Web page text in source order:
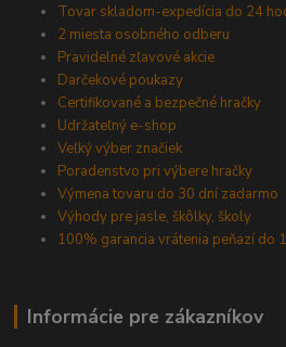
Tovar skladom-expedícia do 24
2 miesta osobného odberu
Pravidelné zľavové akcie
Darčekové poukazy
Certifikované a bezpečné hračky
Udržateľný e-shop
Veľký výber značiek
Poradenstvo pri výbere hračky
Výmena tovaru do 30 dní zadarmo
Výhody pre jasle, škôlky, školy
100% garancia vrátenia peňazí do
Informácie pre zákazníkov